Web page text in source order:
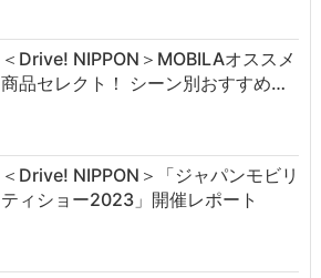
＜Drive! NIPPON＞MOBILAオススメ
商品セレクト！ シーン別おすすめ…
＜Drive! NIPPON＞「ジャパンモビリ
ティショー2023」開催レポート